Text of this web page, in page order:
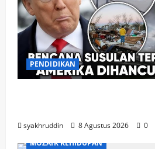
PENDIDIKAN
syakhruddin 8 Agustus 2026
0
MOZAIK KEHIDUPAN